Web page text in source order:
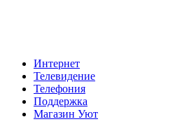
Интернет
Телевидение
Телефония
Поддержка
Магазин Уют